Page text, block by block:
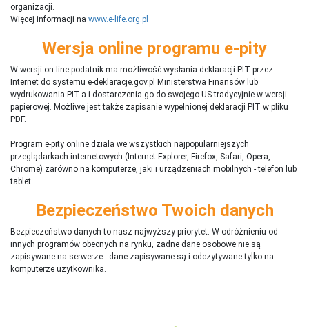
organizacji.
Więcej informacji na www.e-life.org.pl
Wersja online programu e-pity
W wersji on-line podatnik ma możliwość wysłania deklaracji PIT przez
Internet do systemu e-deklaracje.gov.pl Ministerstwa Finansów lub
wydrukowania PIT-a i dostarczenia go do swojego US tradycyjnie w wersji
papierowej. Możliwe jest także zapisanie wypełnionej deklaracji PIT w pliku
PDF.
Program e-pity online działa we wszystkich najpopularniejszych
przeglądarkach internetowych (Internet Explorer, Firefox, Safari, Opera,
Chrome) zarówno na komputerze, jaki i urządzeniach mobilnych - telefon lub
tablet..
Bezpieczeństwo Twoich danych
Bezpieczeństwo danych to nasz najwyższy priorytet. W odróżnieniu od
innych programów obecnych na rynku, żadne dane osobowe nie są
zapisywane na serwerze - dane zapisywane są i odczytywane tylko na
komputerze użytkownika.